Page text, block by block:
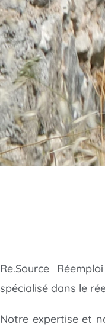
Re.Source
spécialisé dans le
Notre expertise et